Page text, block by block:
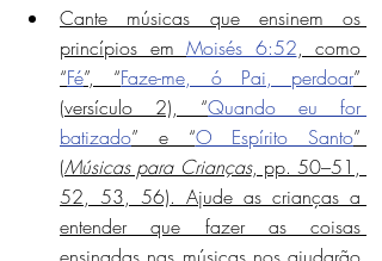
Cante músicas que ensinem os
princípios em Moisés 6:52, como
“Fé”, “Faze-me, ó Pai, perdoar”
(versículo 2), “Quando eu for
batizado” e “O Espírito Santo”
(Músicas para Crianças, pp. 50–51,
52, 53, 56). Ajude as crianças a
entender que fazer as coisas
ensinadas nas músicas nos ajudarão